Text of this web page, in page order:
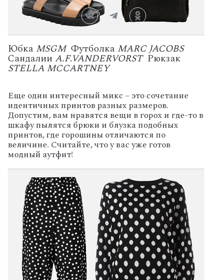
Юбка MSGM Футболка MARC JACOBS
Сандалии A.F.VANDERVORSTРюкзак
STELLA MCCARTNEY
Еще один интересный микс – это сочетание
идентичных принтов разных размеров.
Допустим, вам нравятся вещи в горох и где-то в
шкафу пылятся брюки и блузка подобных
принтов, где горошины отличаются по
величине. Считайте, что у вас уже готов
модный аутфит!